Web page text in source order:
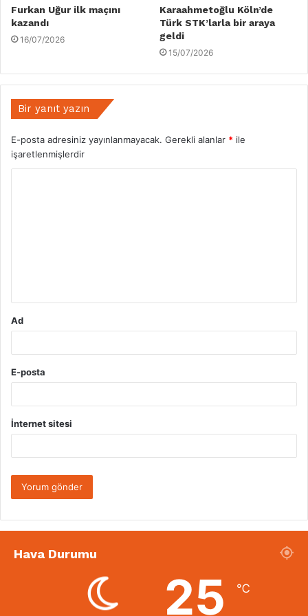
Furkan Uğur ilk maçını
kazandı
16/07/2026
Karaahmetoğlu Köln’de
Türk STK’larla bir araya
geldi
15/07/2026
Bir yanıt yazın
E-posta adresiniz yayınlanmayacak. Gerekli alanlar * ile
işaretlenmişlerdir
Ad
E-posta
İnternet sitesi
Hava Durumu
25 ℃